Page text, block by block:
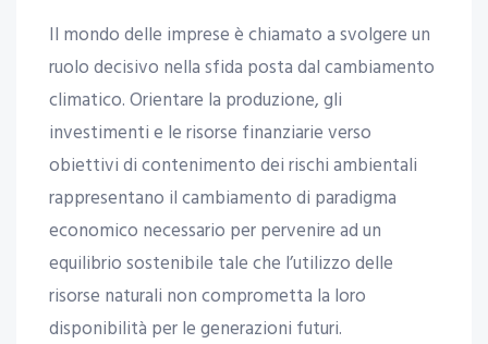
Il mondo delle imprese è chiamato a svolgere un
ruolo decisivo nella sfida posta dal cambiamento
climatico. Orientare la produzione, gli
investimenti e le risorse finanziarie verso
obiettivi di contenimento dei rischi ambientali
rappresentano il cambiamento di paradigma
economico necessario per pervenire ad un
equilibrio sostenibile tale che l’utilizzo delle
risorse naturali non comprometta la loro
disponibilità per le generazioni futuri.